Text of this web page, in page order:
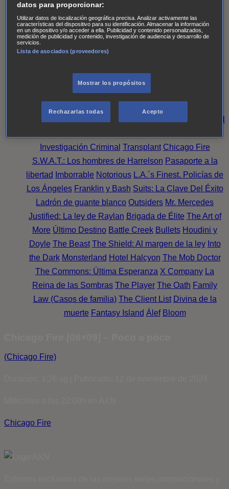
Ladrón de guante blanco
AXN Masters of Sex Three PinesAccused CarterAlice
Nevers Crossing Lines Einstein Sobrenatural Cómo
defender a un asesino
Reckoning: Ajuste de Cuentas
Wild Bill Mentes Criminales
Investigación Criminal Transplant Chicago Fire
S.W.A.T.: Los hombres de Harrelson Pasaporte a la
libertad
Imborrable Notorious L.A.´s Finest. Policías de
Los Ángeles Franklin y Bash Suits: La Clave Del Éxito
Ladrón de guante blanco Outsiders Mr. Mercedes
Justified: La ley de Raylan Brigada de Élite The Art of
More Último Destino Battle Creek Bullets Houdini y
Doyle The Beast The Shield: Al margen de la ley Into
the Dark Monsterland Hotel Halcyon The Mob Doctor
The Commons: Última Esperanza X Company La
Reina de las Sombras The Player The Oath Family
Law (Casos de familia) The Client List Divina de la
muerte Fantasy Island Álef Bloom
(Chicago Fire)
Chicago Fire
datos para proporcionar:
Utilizar datos de localización geográfica precisa. Analizar activamente las
características del dispositivo para su identificación. Almacenar la información
en un dispositivo y/o acceder a ella. Publicidad y contenido personalizados,
medición de publicidad y contenido, investigación de audiencia y desarrollo de
servicios.
Lista de asociados (proveedores)
Mostrar los propósitos
Rechazarlas todas Acepto